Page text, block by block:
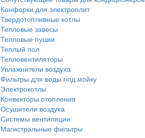
Конфорки для электроплит
Твердотопливные котлы
Тепловые завесы
Тепловые пушки
Теплый пол
Тепловентиляторы
Увлажнители воздуха
Фильтры для воды под мойку
Электрокотлы
Конвекторы отопления
Осушители воздуха
Системы вентиляции
Магистральные фильтры